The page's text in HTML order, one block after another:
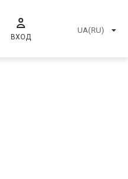
ВХОД
UA(RU)